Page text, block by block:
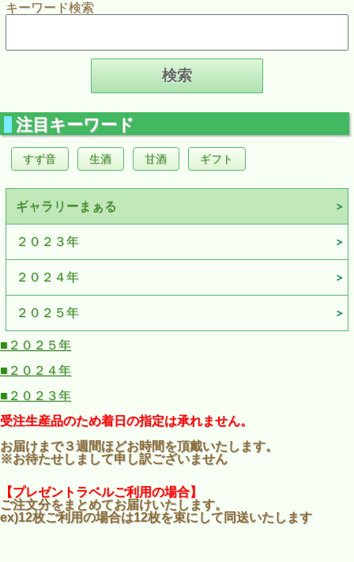
キーワード検索
注目キーワード
すず音 生酒 甘酒 ギフト
ギャラリーまぁる
２０２３年
２０２４年
２０２５年
■２０２５年
■２０２４年
■２０２３年
受注生産品のため着日の指定は承れません。
お届けまで３週間ほどお時間を頂戴いたします。
※お待たせしまして申し訳ございません
【プレゼントラベルご利用の場合】
ご注文分をまとめてお届けいたします。
ex)12枚ご利用の場合は12枚を束にして同送いたします